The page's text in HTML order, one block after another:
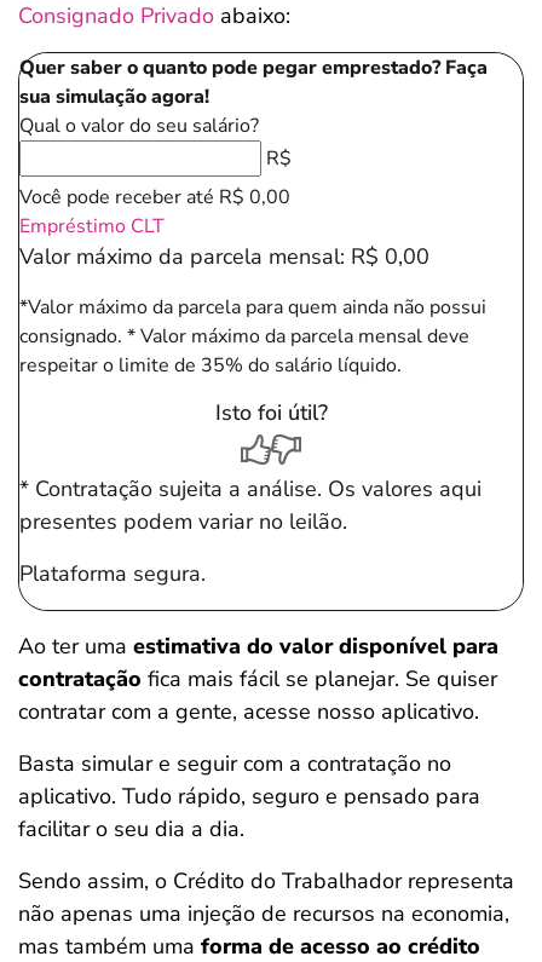
Consignado Privado abaixo:
Quer saber o quanto pode pegar emprestado? Faça
sua simulação agora!
Qual o valor do seu salário?
R$
Você pode receber até R$ 0,00
Empréstimo CLT
Valor máximo da parcela mensal: R$ 0,00
*Valor máximo da parcela para quem ainda não possui
consignado. * Valor máximo da parcela mensal deve
respeitar o limite de 35% do salário líquido.
Isto foi útil?
* Contratação sujeita a análise. Os valores aqui
presentes podem variar no leilão.
Plataforma segura.
Ao ter uma estimativa do valor disponível para
contratação fica mais fácil se planejar. Se quiser
contratar com a gente, acesse nosso aplicativo.
Basta simular e seguir com a contratação no
aplicativo. Tudo rápido, seguro e pensado para
facilitar o seu dia a dia.
Sendo assim, o Crédito do Trabalhador representa
não apenas uma injeção de recursos na economia,
mas também uma forma de acesso ao crédito